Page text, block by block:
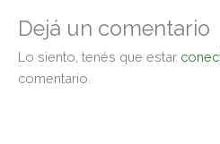
Dejá un comentario
Lo siento, tenés que estar
comentario.